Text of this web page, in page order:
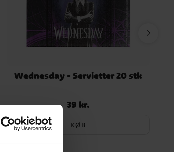
Wednesday - Servietter 20 stk
Pris: 39 kr.
39 kr.
KØB